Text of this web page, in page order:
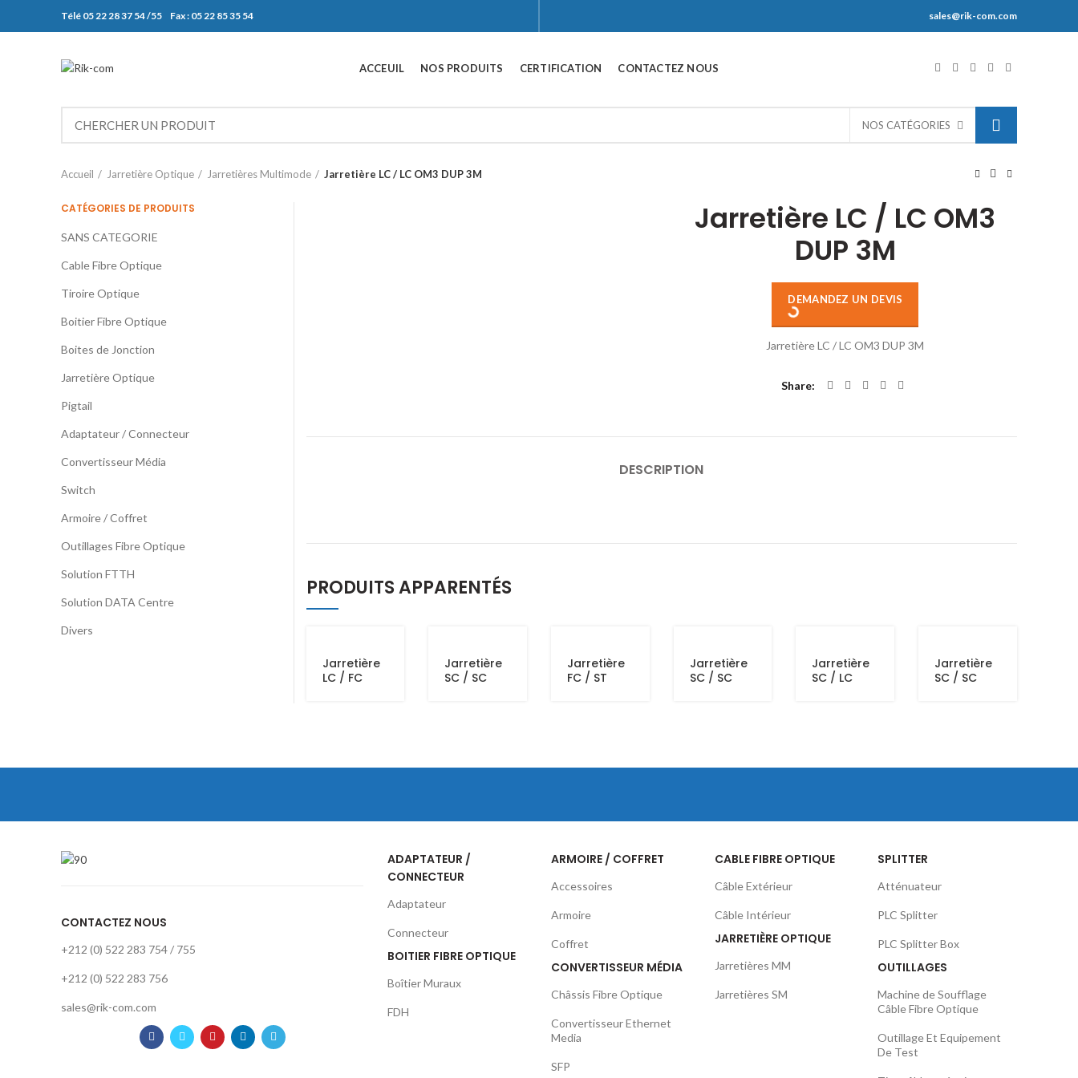
Télé 05 22 28 37 54 /55 Fax : 05 22 85 35 54 sales@rik-com.com
ACCEUIL NOS PRODUITS CERTIFICATION CONTACTEZ NOUS
NOS CATÉGORIES
Accueil Jarretière Optique Jarretières Multimode
Jarretière LC / LC OM3 DUP 3M
Jarretière LC / LC OM3
DUP 3M
DEMANDEZ UN DEVIS
Jarretière LC / LC OM3 DUP 3M
Share
DESCRIPTION
PRODUITS APPARENTÉS
Jarretière
LC / FC
Jarretière
SC / SC
Jarretière
FC / ST
Jarretière
SC / SC
Jarretière
SC / LC
Jarretière
SC / SC
CATÉGORIES DE PRODUITS
SANS CATEGORIE
Cable Fibre Optique
Tiroire Optique
Boitier Fibre Optique
Boites de Jonction
Jarretière Optique
Pigtail
Adaptateur / Connecteur
Convertisseur Média
Switch
Armoire / Coffret
Outillages Fibre Optique
Solution FTTH
Solution DATA Centre
Divers
CONTACTEZ NOUS
+212 (0) 522 283 754 / 755
+212 (0) 522 283 756
sales@rik-com.com
ADAPTATEUR /
CONNECTEUR
Adaptateur
Connecteur
BOITIER FIBRE OPTIQUE
Boîtier Muraux
FDH
ARMOIRE / COFFRET
Accessoires
Armoire
Coffret
CONVERTISSEUR MÉDIA
Châssis Fibre Optique
Convertisseur Ethernet
Media
SFP
CABLE FIBRE OPTIQUE
Câble Extérieur
Câble Intérieur
JARRETIÈRE OPTIQUE
Jarretières MM
Jarretières SM
SPLITTER
Atténuateur
PLC Splitter
PLC Splitter Box
OUTILLAGES
Machine de Soufflage
Câble Fibre Optique
Outillage Et Equipement
De Test